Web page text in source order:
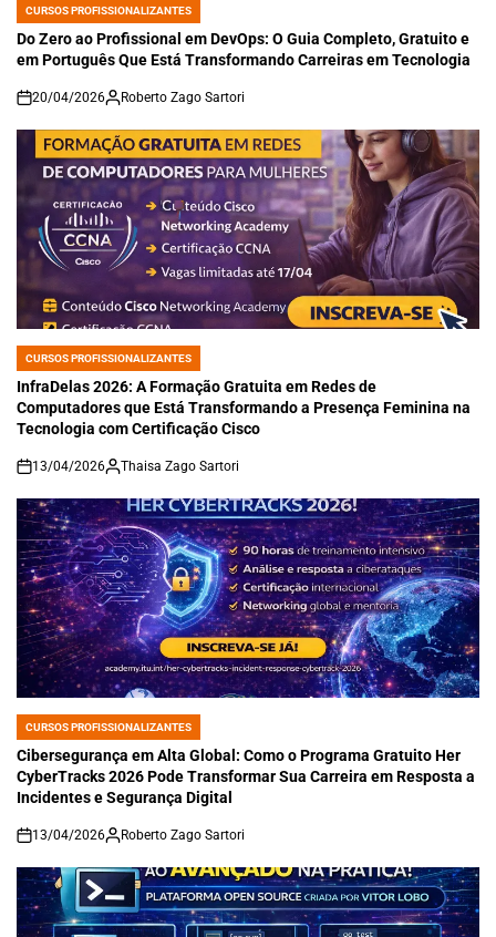
POSTED
IN
CURSOS PROFISSIONALIZANTES
Do Zero ao Profissional em DevOps: O Guia Completo, Gratuito e
em Português Que Está Transformando Carreiras em Tecnologia
on
20/04/2026 Roberto Zago Sartori
POSTED
IN
CURSOS PROFISSIONALIZANTES
InfraDelas 2026: A Formação Gratuita em Redes de
Computadores que Está Transformando a Presença Feminina na
Tecnologia com Certificação Cisco
on
13/04/2026 Thaisa Zago Sartori
POSTED
IN
CURSOS PROFISSIONALIZANTES
Cibersegurança em Alta Global: Como o Programa Gratuito Her
CyberTracks 2026 Pode Transformar Sua Carreira em Resposta a
Incidentes e Segurança Digital
on
13/04/2026 Roberto Zago Sartori